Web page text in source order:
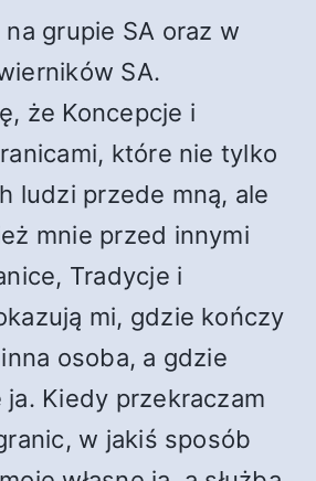
na grupie SA oraz w
SA.
że Koncepcje i
które nie tylko
ludzi przede mną, ale
mnie przed innymi
Tradycje i
mi, gdzie kończy
osoba, a gdzie
ja. Kiedy przekraczam
w jakiś sposób